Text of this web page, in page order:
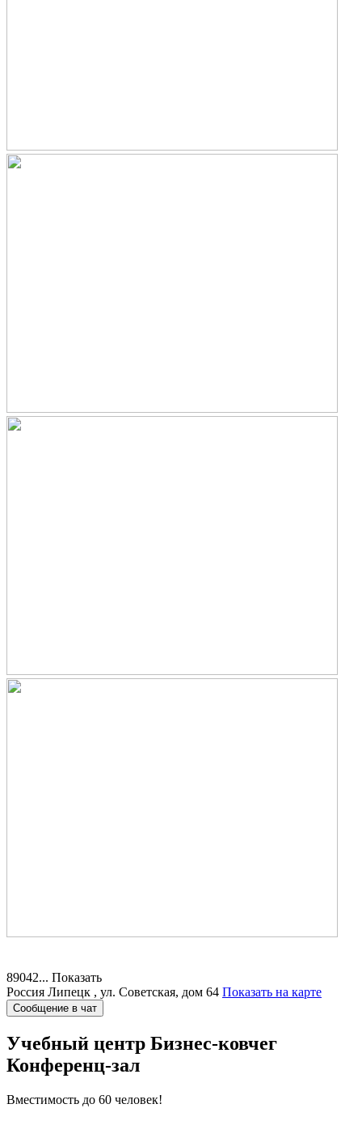
89042... Показать
Россия Липецк , ул. Советская, дом 64 Показать на карте
Сообщение в чат
Учебный центр Бизнес-ковчег
Конференц-зал
Вместимость до 60 человек!